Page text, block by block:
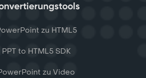
zu HTML5
PPT to HTML5 SDK
zu Video